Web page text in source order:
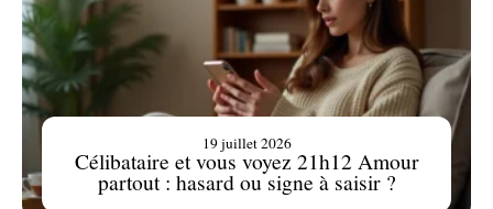
Célibataire et vous voyez 21h12 Amour
partout : hasard ou signe à saisir ?
19 juillet 2026